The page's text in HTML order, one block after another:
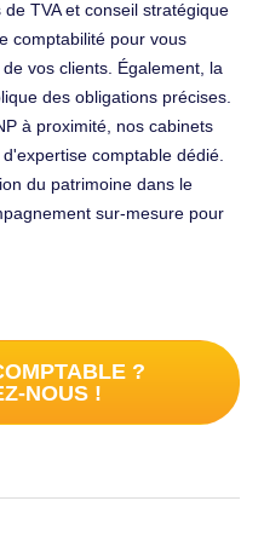
TVA et conseil stratégique
comptabilité pour vous
vos clients. Également, la
des obligations précises.
à proximité, nos cabinets
comptable dédié.
du patrimoine dans le
sur-mesure pour
?
NOUS !